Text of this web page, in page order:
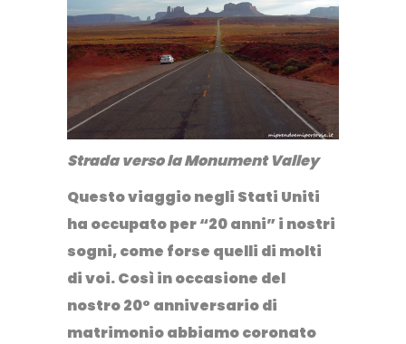
Strada verso la Monument Valley
Questo viaggio negli Stati Uniti
ha occupato per “20 anni” i nostri
sogni, come forse quelli di molti
di voi. Così in occasione del
nostro 20° anniversario di
matrimonio abbiamo coronato